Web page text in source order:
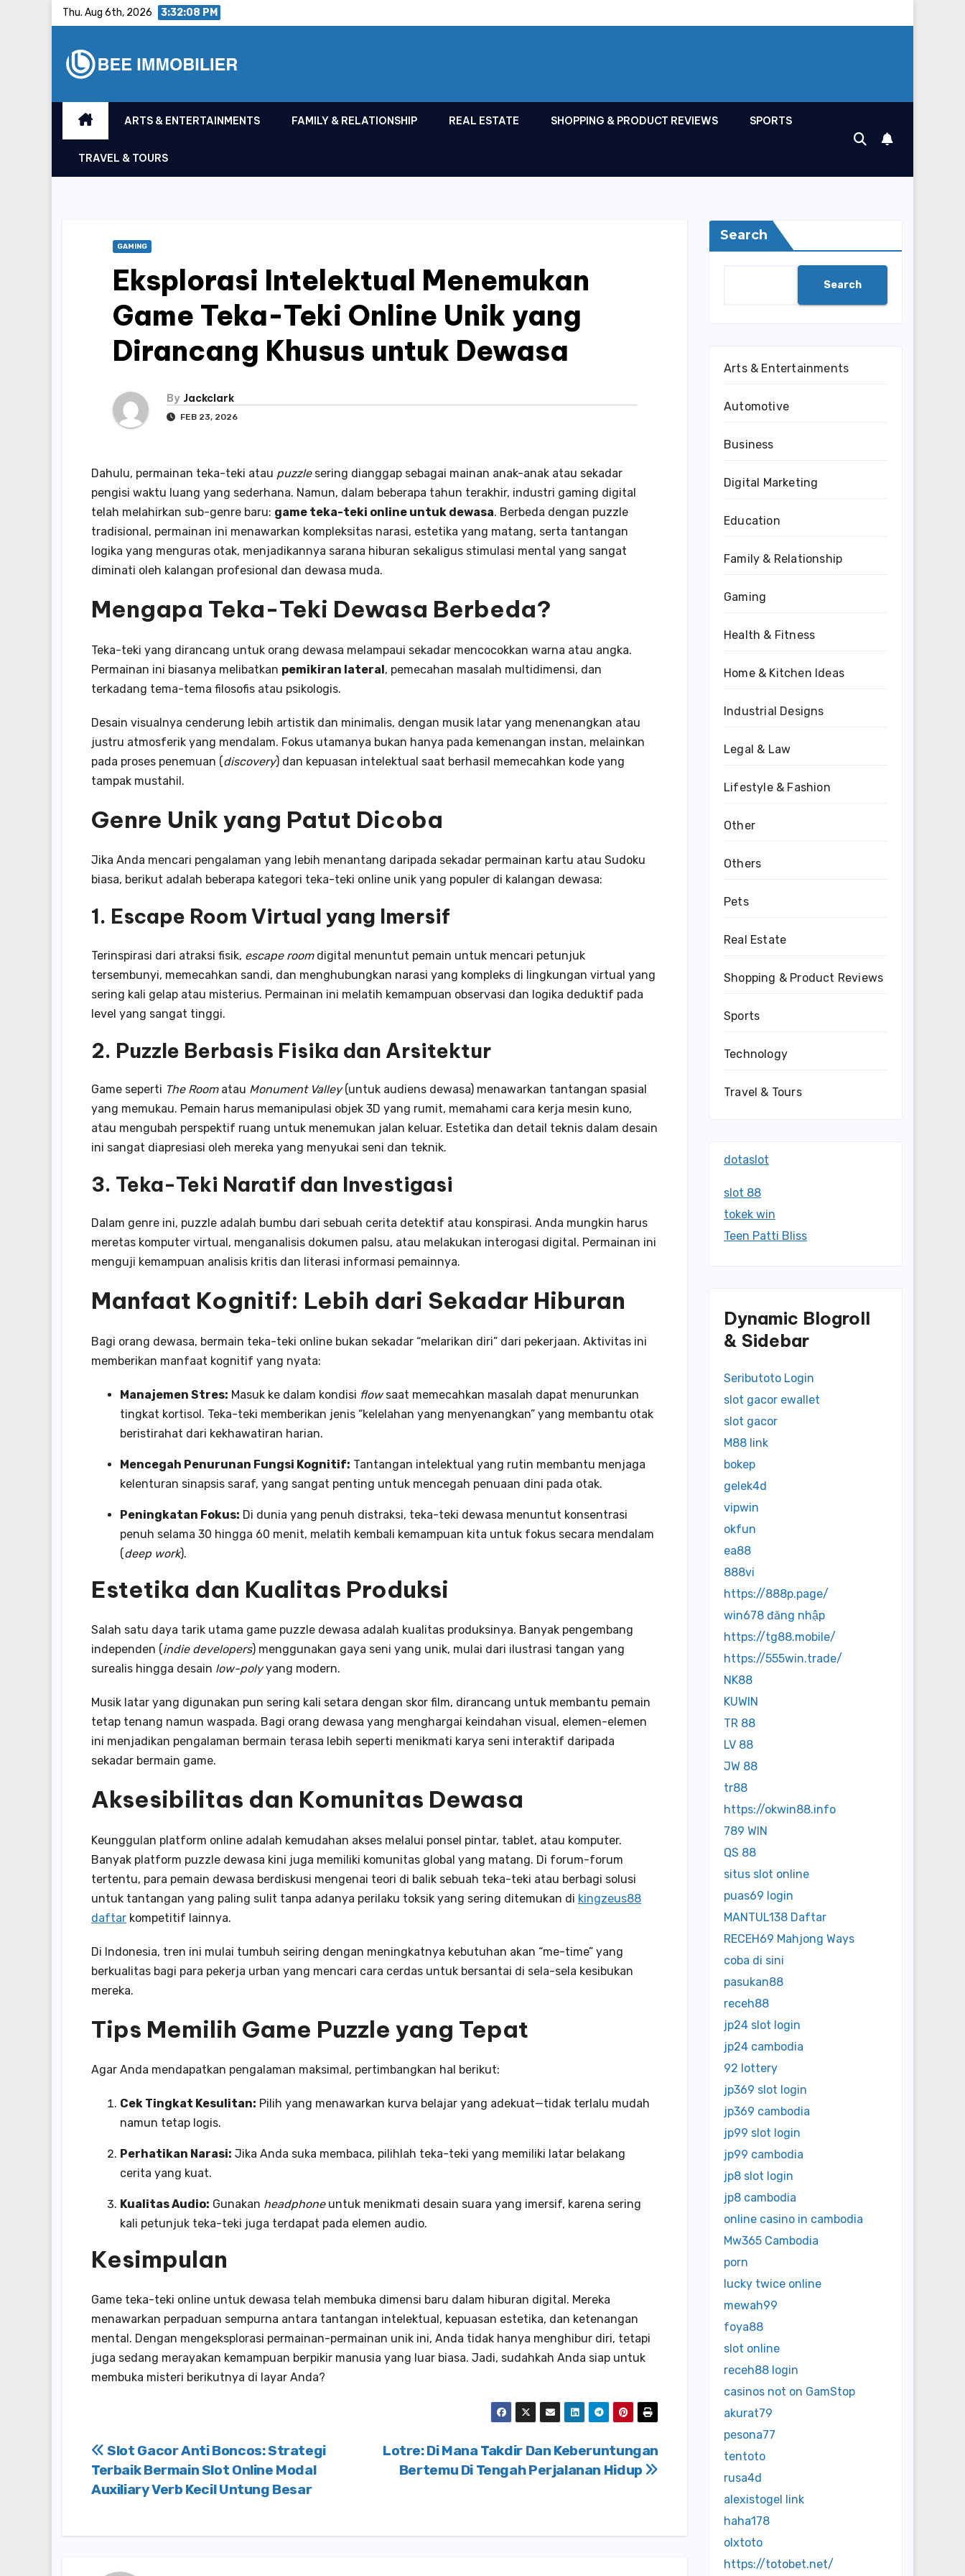
Thu. Aug 6th, 2026 3:32:09 PM
ARTS & ENTERTAINMENTS FAMILY & RELATIONSHIP REAL ESTATE SHOPPING & PRODUCT REVIEWS SPORTS
TRAVEL & TOURS
GAMING
Eksplorasi Intelektual Menemukan
Game Teka-Teki Online Unik yang
Dirancang Khusus untuk Dewasa
By Jackclark
FEB 23, 2026
Dahulu, permainan teka-teki atau puzzlesering dianggap sebagai mainan anak-anak atau sekadar
pengisi waktu luang yang sederhana. Namun, dalam beberapa tahun terakhir, industri gaming digital
telah melahirkan sub-genre baru: game teka-teki online untuk dewasa. Berbeda dengan puzzle
tradisional, permainan ini menawarkan kompleksitas narasi, estetika yang matang, serta tantangan
logika yang menguras otak, menjadikannya sarana hiburan sekaligus stimulasi mental yang sangat
diminati oleh kalangan profesional dan dewasa muda.
Mengapa Teka-Teki Dewasa Berbeda?
Teka-teki yang dirancang untuk orang dewasa melampaui sekadar mencocokkan warna atau angka.
Permainan ini biasanya melibatkan pemikiran lateral, pemecahan masalah multidimensi, dan
terkadang tema-tema filosofis atau psikologis.
Desain visualnya cenderung lebih artistik dan minimalis, dengan musik latar yang menenangkan atau
justru atmosferik yang mendalam. Fokus utamanya bukan hanya pada kemenangan instan, melainkan
pada proses penemuan (discovery) dan kepuasan intelektual saat berhasil memecahkan kode yang
tampak mustahil.
Genre Unik yang Patut Dicoba
Jika Anda mencari pengalaman yang lebih menantang daripada sekadar permainan kartu atau Sudoku
biasa, berikut adalah beberapa kategori teka-teki online unik yang populer di kalangan dewasa:
1. Escape Room Virtual yang Imersif
Terinspirasi dari atraksi fisik, escape roomdigital menuntut pemain untuk mencari petunjuk
tersembunyi, memecahkan sandi, dan menghubungkan narasi yang kompleks di lingkungan virtual yang
sering kali gelap atau misterius. Permainan ini melatih kemampuan observasi dan logika deduktif pada
level yang sangat tinggi.
2. Puzzle Berbasis Fisika dan Arsitektur
Game seperti The Roomatau Monument Valley(untuk audiens dewasa) menawarkan tantangan spasial
yang memukau. Pemain harus memanipulasi objek 3D yang rumit, memahami cara kerja mesin kuno,
atau mengubah perspektif ruang untuk menemukan jalan keluar. Estetika dan detail teknis dalam desain
ini sangat diapresiasi oleh mereka yang menyukai seni dan teknik.
3. Teka-Teki Naratif dan Investigasi
Dalam genre ini, puzzle adalah bumbu dari sebuah cerita detektif atau konspirasi. Anda mungkin harus
meretas komputer virtual, menganalisis dokumen palsu, atau melakukan interogasi digital. Permainan ini
menguji kemampuan analisis kritis dan literasi informasi pemainnya.
Manfaat Kognitif: Lebih dari Sekadar Hiburan
Bagi orang dewasa, bermain teka-teki online bukan sekadar “melarikan diri” dari pekerjaan. Aktivitas ini
memberikan manfaat kognitif yang nyata:
Manajemen Stres: Masuk ke dalam kondisi flowsaat memecahkan masalah dapat menurunkan
tingkat kortisol. Teka-teki memberikan jenis “kelelahan yang menyenangkan” yang membantu otak
beristirahat dari kekhawatiran harian.
Mencegah Penurunan Fungsi Kognitif: Tantangan intelektual yang rutin membantu menjaga
kelenturan sinapsis saraf, yang sangat penting untuk mencegah penuaan dini pada otak.
Peningkatan Fokus: Di dunia yang penuh distraksi, teka-teki dewasa menuntut konsentrasi
penuh selama 30 hingga 60 menit, melatih kembali kemampuan kita untuk fokus secara mendalam
(deep work).
Estetika dan Kualitas Produksi
Salah satu daya tarik utama game puzzle dewasa adalah kualitas produksinya. Banyak pengembang
independen (indie developers) menggunakan gaya seni yang unik, mulai dari ilustrasi tangan yang
surealis hingga desain low-polyyang modern.
Musik latar yang digunakan pun sering kali setara dengan skor film, dirancang untuk membantu pemain
tetap tenang namun waspada. Bagi orang dewasa yang menghargai keindahan visual, elemen-elemen
ini menjadikan pengalaman bermain terasa lebih seperti menikmati karya seni interaktif daripada
sekadar bermain game.
Aksesibilitas dan Komunitas Dewasa
Keunggulan platform online adalah kemudahan akses melalui ponsel pintar, tablet, atau komputer.
Banyak platform puzzle dewasa kini juga memiliki komunitas global yang matang. Di forum-forum
tertentu, para pemain dewasa berdiskusi mengenai teori di balik sebuah teka-teki atau berbagi solusi
untuk tantangan yang paling sulit tanpa adanya perilaku toksik yang sering ditemukan di kingzeus88
daftar kompetitif lainnya.
Di Indonesia, tren ini mulai tumbuh seiring dengan meningkatnya kebutuhan akan “me-time” yang
berkualitas bagi para pekerja urban yang mencari cara cerdas untuk bersantai di sela-sela kesibukan
mereka.
Tips Memilih Game Puzzle yang Tepat
Agar Anda mendapatkan pengalaman maksimal, pertimbangkan hal berikut:
Cek Tingkat Kesulitan: Pilih yang menawarkan kurva belajar yang adekuat—tidak terlalu mudah
namun tetap logis.
Perhatikan Narasi: Jika Anda suka membaca, pilihlah teka-teki yang memiliki latar belakang
cerita yang kuat.
Kualitas Audio: Gunakan headphoneuntuk menikmati desain suara yang imersif, karena sering
kali petunjuk teka-teki juga terdapat pada elemen audio.
Kesimpulan
Game teka-teki online untuk dewasa telah membuka dimensi baru dalam hiburan digital. Mereka
menawarkan perpaduan sempurna antara tantangan intelektual, kepuasan estetika, dan ketenangan
mental. Dengan mengeksplorasi permainan-permainan unik ini, Anda tidak hanya menghibur diri, tetapi
juga sedang merayakan kemampuan berpikir manusia yang luar biasa. Jadi, sudahkah Anda siap untuk
membuka misteri berikutnya di layar Anda?
Post
navigation
Lotre: Di Mana Takdir Dan Keberuntungan
Bertemu Di Tengah Perjalanan Hidup
Slot Gacor Anti Boncos: Strategi
Terbaik Bermain Slot Online Modal
Auxiliary Verb Kecil Untung Besar
Search
Search
Arts & Entertainments
Automotive
Business
Digital Marketing
Education
Family & Relationship
Gaming
Health & Fitness
Home & Kitchen Ideas
Industrial Designs
Legal & Law
Lifestyle & Fashion
Other
Others
Pets
Real Estate
Shopping & Product Reviews
Sports
Technology
Travel & Tours
dotaslot
slot 88
tokek win
Teen Patti Bliss
Dynamic Blogroll
& Sidebar
Seributoto Login
slot gacor ewallet
slot gacor
M88 link
bokep
gelek4d
vipwin
okfun
ea88
888vi
https://888p.page/
win678 đăng nhập
https://tg88.mobile/
https://555win.trade/
NK88
KUWIN
TR 88
LV 88
JW 88
tr88
https://okwin88.info
789 WIN
QS 88
situs slot online
puas69 login
MANTUL138 Daftar
RECEH69 Mahjong Ways
coba di sini
pasukan88
receh88
jp24 slot login
jp24 cambodia
92 lottery
jp369 slot login
jp369 cambodia
jp99 slot login
jp99 cambodia
jp8 slot login
jp8 cambodia
online casino in cambodia
Mw365 Cambodia
porn
lucky twice online
mewah99
foya88
slot online
receh88 login
casinos not on GamStop
akurat79
pesona77
tentoto
rusa4d
alexistogel link
haha178
olxtoto
https://totobet.net/